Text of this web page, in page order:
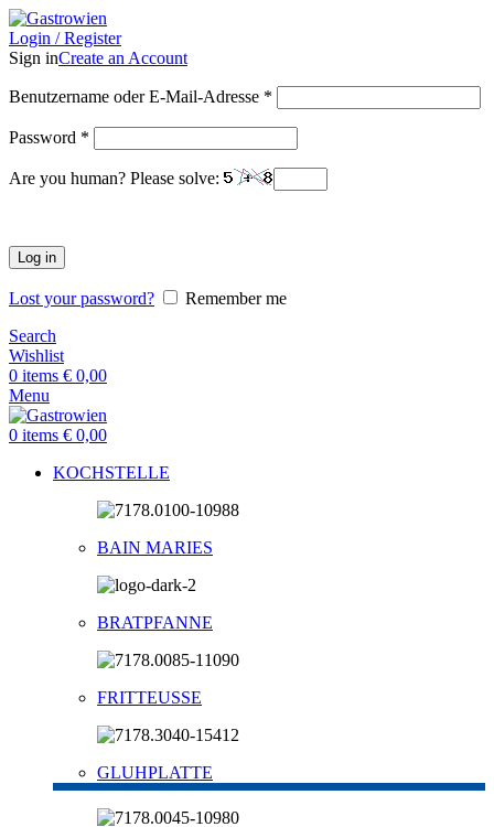
Login / Register
Sign inCreate an Account
Benutzername oder E-Mail-Adresse *
Password *
Are you human? Please solve:
Log in
Lost your password?
Remember me
Search
Wishlist
0 items € 0,00
Menu
0 items € 0,00
KOCHSTELLE
BAIN MARIES
BRATPFANNE
FRITTEUSSE
GLUHPLATTE